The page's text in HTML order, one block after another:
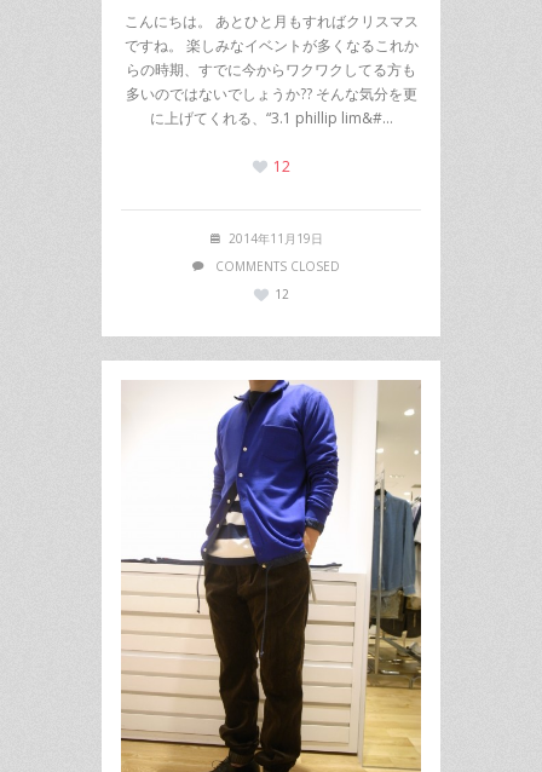
こんにちは。 あとひと月もすればクリスマス
ですね。 楽しみなイベントが多くなるこれか
らの時期、すでに今からワクワクしてる方も
多いのではないでしょうか?? そんな気分を更
に上げてくれる、“3.1 phillip lim&#…
12
2014年11月19日
COMMENTS CLOSED
12